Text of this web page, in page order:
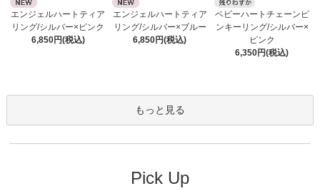
エンジェルハートティア
リング/シルバー×ピンク
6,850円(税込)
エンジェルハートティア
リング/シルバー×ブルー
6,850円(税込)
ベビーハートチェーンピ
ンキーリング/シルバー×
ピンク
6,350円(税込)
もっと見る
Pick Up